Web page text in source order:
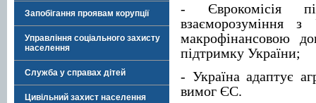
Запобігання проявам корупції
Управління соціального захисту
населення
Служба у справах дітей
Цивільний захист населення
- Єврокомісія
взаєморозуміння з
макрофінансовою
підтримку України;
- Україна адаптує
вимог ЄС.